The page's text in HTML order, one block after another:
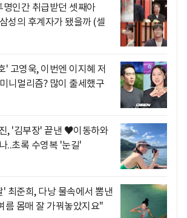
명인간 취급받던 셋째아
성의 후계자가 됐을까 (셀
' 고영욱, 이번엔 이지혜 저
니멀리즘? 많이 출세했구
, '김부장' 끝낸 ♥이동하와
..초록 수영복 '눈길'
' 최준희, 다낭 물속에서 뽐낸
몸매 잘 가꿔놓았지요"